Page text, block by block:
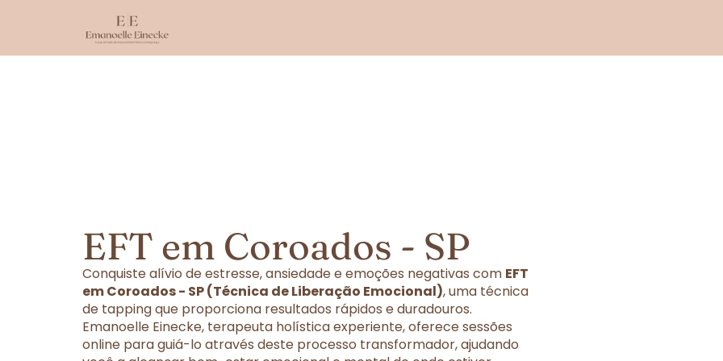
EFT em Coroados - SP
Conquiste alívio de estresse, ansiedade e emoções negativas com EFT
em Coroados - SP (Técnica de Liberação Emocional), uma técnica
de tapping que proporciona resultados rápidos e duradouros.
Emanoelle Einecke, terapeuta holística experiente, oferece sessões
online para guiá-lo através deste processo transformador, ajudando